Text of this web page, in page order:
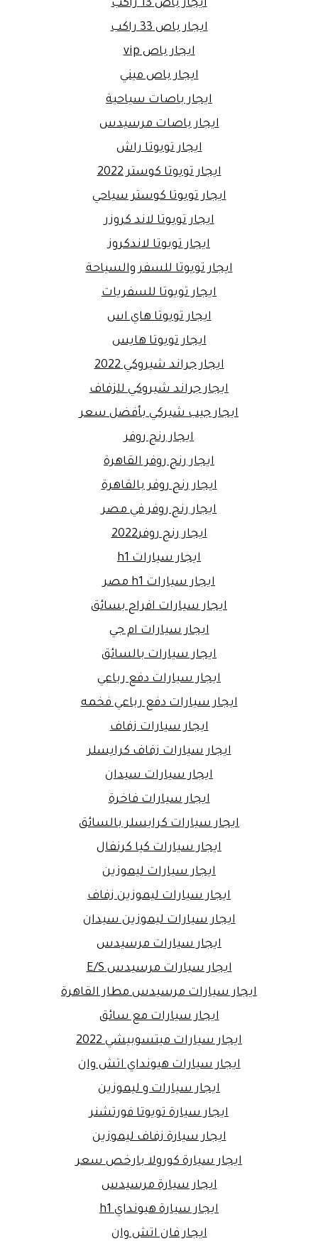
ايجار باص 13 راكب
ايجار باص 33 راكب
ايجار باص vip
ايجار باص ميني
ايجار باصات سياحية
ايجار باصات مرسيدس
ايجار تويوتا راش
ايجار تويوتا كوستر 2022
ايجار تويوتا كوستر سياحي
ايجار تويوتا لاند كروزر
ايجار تويوتا لاندكروز
ايجار تويوتا للسفر والسياحة
ايجار تويوتا للسفريات
ايجار تويوتا هاي اس
ايجار تويوتا هايس
ايجار جراند شيروكي 2022
ايجار جراند شيروكي للزفاف
ايجار جيب شيركي بأفضل سعر
ايجار رنج روفر
ايجار رنج روفر القاهرة
ايجار رنج روفر بالقاهرة
ايجار رنج روفر في مصر
ايجار رنج روفر2022
ايجار سيارات h1
ايجار سيارات h1 مصر
ايجار سيارات افراح بسائق
ايجار سيارات ام جي
ايجار سيارات بالسائق
ايجار سيارات دفع رباعي
ايجار سيارات دفع رباعي فخمه
ايجار سيارات زفاف
ايجار سيارات زفاف كرايسلر
ايجار سيارات سيدان
ايجار سيارات فاخرة
ايجار سيارات كرايسلر بالسائق
ايجار سيارات كيا كرنفال
ايجار سيارات ليموزين
ايجار سيارات ليموزين زفاف
ايجار سيارات ليموزين سيدان
ايجار سيارات مرسيدس
ايجار سيارات مرسيدس E/S
ايجار سيارات مرسيدس مطار القاهرة
ايجار سيارات مع سائق
ايجار سيارات ميتسوبيشي 2022
ايجار سيارات هيونداي اتش وان
ايجار سيارات و ليموزين
ايجار سيارة تويوتا فورتشنر
ايجار سيارة زفاف ليموزين
ايجار سيارة كورولا بارخص سعر
ايجار سيارة مرسيدس
ايجار سيارة هيونداي h1
ايجار فان اتش وان